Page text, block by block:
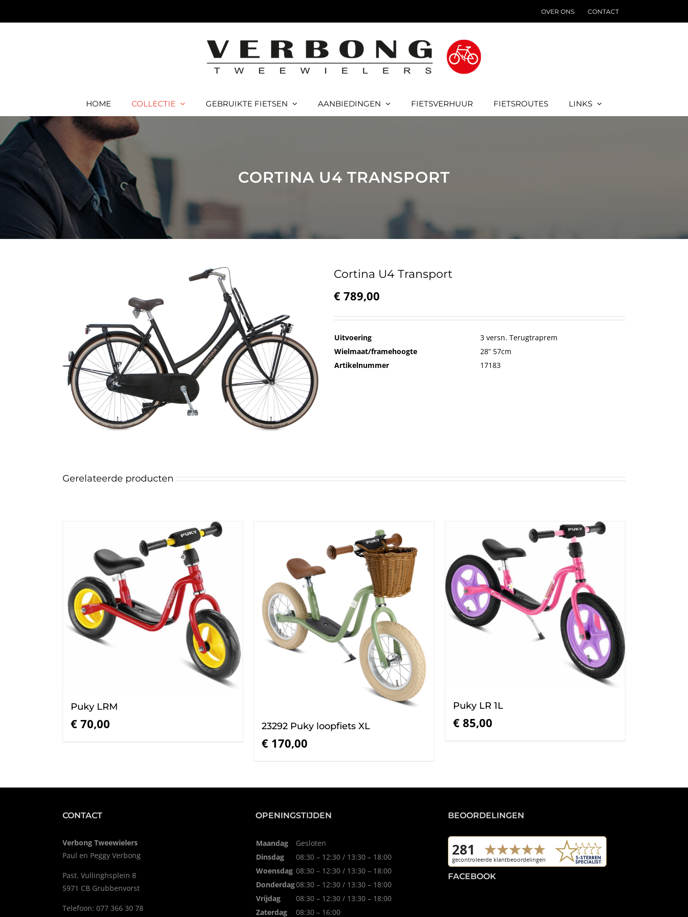
OVER ONS CONTACT
HOME COLLECTIE GEBRUIKTE FIETSEN AANBIEDINGEN FIETSVERHUUR FIETSROUTES LINKS
CORTINA U4 TRANSPORT
Cortina U4 Transport
€ 789,00
Uitvoering
3 versn. Terugtraprem
Wielmaat/framehoogte
28” 57cm
Artikelnummer
17183
Gerelateerde producten
Puky LRM
€ 70,00 23292 Puky loopfiets XL
€ 170,00
Puky LR 1L
€85,00
CONTACT
Verbong Tweewielers
Paul en Peggy Verbong
Past. Vullinghsplein 8
5971 CB Grubbenvorst
Telefoon: 077 366 30 78
OPENINGSTIJDEN
Maandag
Gesloten
Dinsdag
08:30 – 12:30 / 13:30 – 18:00
Woensdag 08:30 – 12:30 / 13:30 – 18:00
Donderdag08:30 – 12:30 / 13:30 – 18:00
Vrijdag
08:30 – 12:30 / 13:30 – 18:00
Zaterdag
08:30 – 16:00
BEOORDELINGEN
FACEBOOK